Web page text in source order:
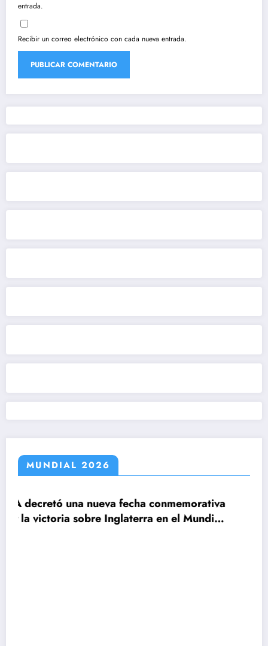
entrada.
Recibir un correo electrónico con cada nueva entrada.
MUNDIAL 2026
conmemorativa
en el Mundial